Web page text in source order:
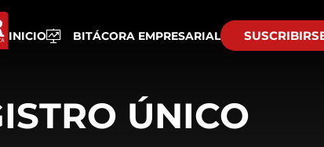
INICIO BITÁCORA EMPRESARIAL
ÚNICO